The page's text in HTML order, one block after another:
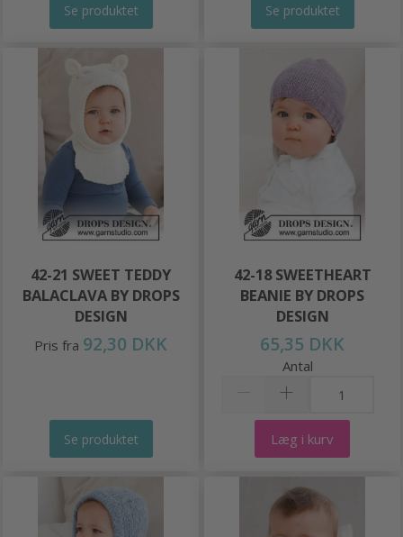
Se produktet Se produktet
42-21 SWEET TEDDY
BALACLAVA BY DROPS
DESIGN
Pris fra 92,30 DKK
Se produktet
42-18 SWEETHEART
BEANIE BY DROPS
DESIGN
65,35 DKK
Antal
Læg i kurv